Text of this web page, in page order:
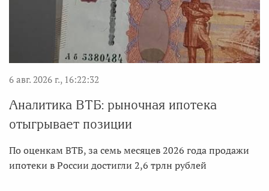
6 авг. 2026 г., 16:22:32
Аналитика ВТБ: рыночная ипотека
отыгрывает позиции
По оценкам ВТБ, за семь месяцев 2026 года продажи
ипотеки в России достигли 2,6 трлн рублей